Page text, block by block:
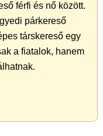
férfi és nő között.
párkereső
társkereső egy
a fiatalok, hanem